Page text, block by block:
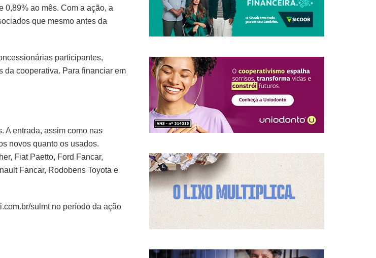
0,89% ao mês. Com a ação, a
que mesmo antes da
participantes,
da cooperativa. Para financiar em
A entrada, assim como nas
novos quanto os usados.
Fiat Paetto, Ford Fancar,
Fancar, Rodobens Toyota e
sulmt no período da ação